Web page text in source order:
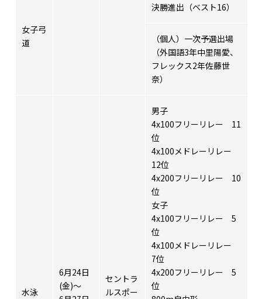
女子弓
道
決勝進出（ベスト16）
（個人）一次予選出場
（外国語3年中里陽愛、
フレックス2年佐藤世
奈）
水泳
6月24日
(金)～
セントラ
ルスポー
男子
4x100フリーリレー 11
位
4x100メドレーリレー
12位
4x200フリーリレー 10
位
女子
4x100フリーリレー 5
位
4x100メドレーリレー
7位
4x200フリーリレー 5
位